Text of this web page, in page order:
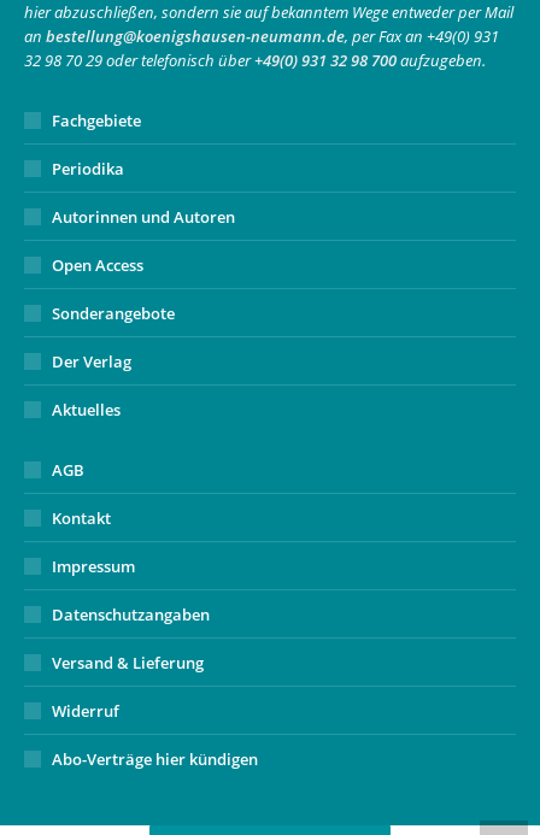
new
window
new
window
in
new
window
hier abzuschließen, sondern sie auf bekanntem Wege entweder per Mail
an bestellung@koenigshausen-neumann.de, per Fax an +49(0) 931
32 98 70 29 oder telefonisch über+49(0) 931 32 98 700aufzugeben.
Fachgebiete
Periodika
Autorinnen und Autoren
Open Access
Sonderangebote
Der Verlag
Aktuelles
AGB
Kontakt
Impressum
Datenschutzangaben
Versand & Lieferung
Widerruf
Abo-Verträge hier kündigen